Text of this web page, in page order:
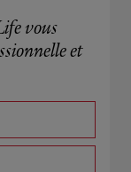
vous
et